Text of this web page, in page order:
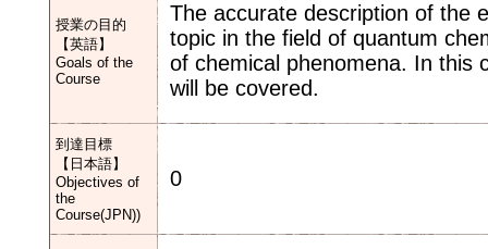
授業の目的
【英語】
Goals of the
Course
The accurate description of the
topic in the field of quantum
of chemical phenomena. In this
will be covered.
到達目標
【日本語】
Objectives of
the
Course(JPN))
0